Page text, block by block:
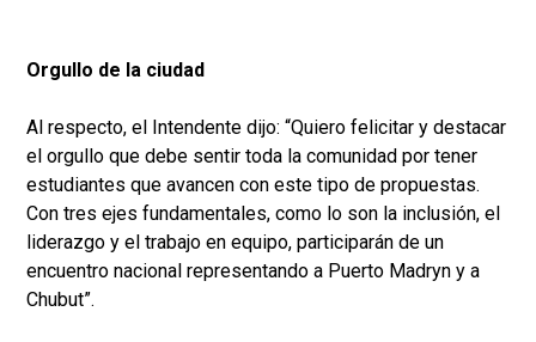
Orgullo de la ciudad
Al respecto, el Intendente dijo: “Quiero felicitar y destacar
el orgullo que debe sentir toda la comunidad por tener
estudiantes que avancen con este tipo de propuestas.
Con tres ejes fundamentales, como lo son la inclusión, el
liderazgo y el trabajo en equipo, participarán de un
encuentro nacional representando a Puerto Madryn y a
Chubut”.